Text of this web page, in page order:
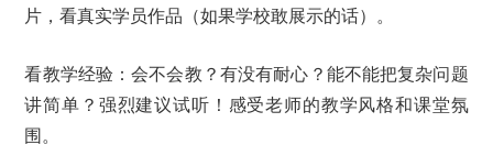
片，看真实学员作品（如果学校敢展示的话）。
看教学经验：会不会教？有没有耐心？能不能把复杂问题
讲简单？强烈建议试听！感受老师的教学风格和课堂氛
围。